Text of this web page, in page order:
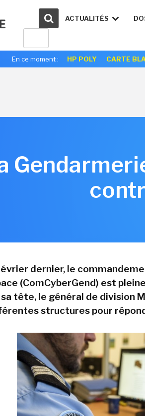
ACTUALITÉS
En ce moment : HP POLY CARTE
dernier, le
(ComCyberGend) est
tête, le général de division
structures pour